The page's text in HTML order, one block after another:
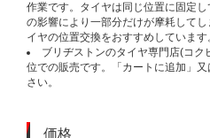
作業です。タイヤは同じ位置に固定
の影響により一部分だけが摩耗して
イヤの位置交換をおすすめしています
ブリヂストンのタイヤ専門店(コ
位での販売です。「カートに追加」
さい。
価格